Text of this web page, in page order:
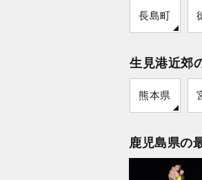
長島町
生見港近郊
熊本県
鹿児島県の